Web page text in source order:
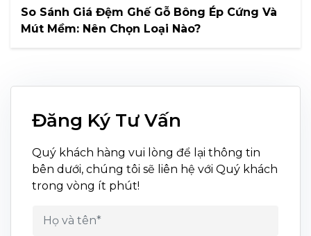
So Sánh Giá Đệm Ghế Gỗ Bông Ép Cứng Và
Mút Mềm: Nên Chọn Loại Nào?
Đăng Ký Tư Vấn
Quý khách hàng vui lòng để lại thông tin
bên dưới, chúng tôi sẽ liên hệ với Quý khách
trong vòng ít phút!